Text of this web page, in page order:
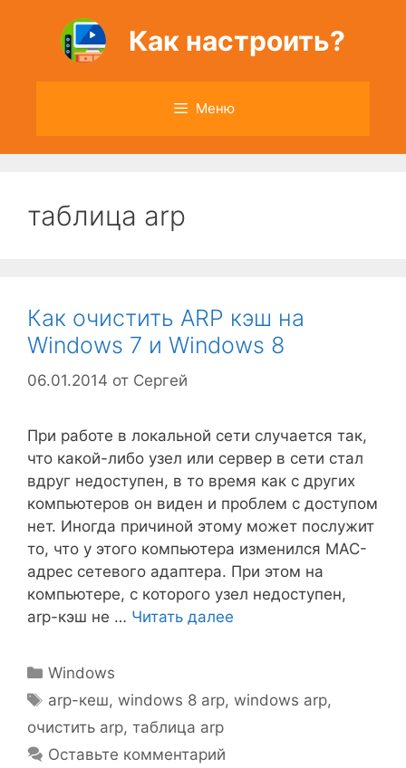
содержимому
Как настроить?
Меню
таблица arp
Как очистить ARP кэш на
Windows 7 и Windows 8
06.01.2014 от Сергей
При работе в локальной сети случается так,
что какой-либо узел или сервер в сети стал
вдруг недоступен, в то время как с других
компьютеров он виден и проблем с доступом
нет. Иногда причиной этому может послужит
то, что у этого компьютера изменился MAC-
адрес сетевого адаптера. При этом на
компьютере, с которого узел недоступен,
arp-кэш не … Читать далее
Рубрики
Windows
Метки
arp-кеш,windows 8 arp,windows arp,
очистить arp, таблица arp
Оставьте комментарий